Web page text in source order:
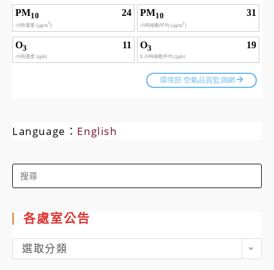
Language： English
Search
for:
各處室公告
各
處
選取分類